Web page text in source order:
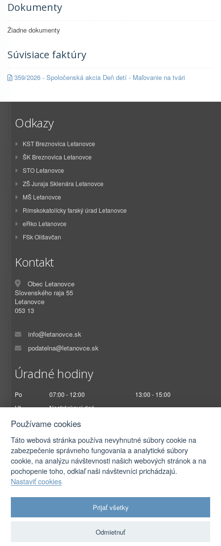
Dokumenty
Žiadne dokumenty
Súvisiace faktúry
359/2026 - Spoločenská akcia Deň detí - Maľovanie na tvári
Odkazy
KST Breznovica Letanovce
ŠK Breznovica Letanovce
STO Letanovce
ZŠ Juraja Sklenára Letanovce
MŠ Letanovce
Rímskokatolícky farský úrad Letanovce
eRko Letanovce
FSk Olišavčan
Kontakt
Obec Letanovce
Slovenského raja 55
Letanovce
053 13
info@letanovce.sk
podatelna@letanovce.sk
Úradné hodiny
Po 07:00 - 12:00
13:00 - 15:00
Ut
Nestránkový deň
St
07:00 - 12:00
Pi
07:00 - 12:30
Ochrana osobných údajov|Prístupnosť
Používame cookies
Táto webová stránka používa nevyhnutné súbory cookie na
zabezpečenie správneho fungovania a analytické súbory
cookie, na analýzu návštevnosti našich webových stránok a na
pochopenie toho, odkiaľ naši návštevníci prichádzajú.
Nastaviť cookies
Prijať všetky
Odmietnuť